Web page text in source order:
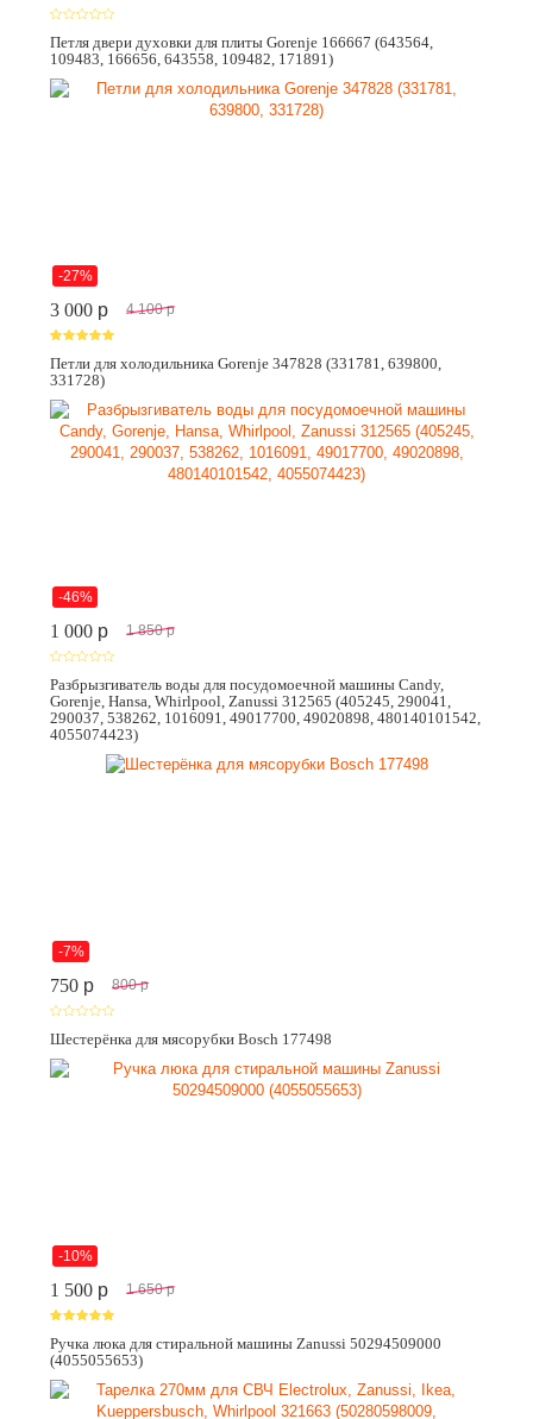
Петля двери духовки для плиты Gorenje 166667 (643564,
109483, 166656, 643558, 109482, 171891)
-27%
3 000 p 4 100 p
Петли для холодильника Gorenje 347828 (331781, 639800,
331728)
-46%
1 000 p 1 850 p
Разбрызгиватель воды для посудомоечной машины Candy,
Gorenje, Hansa, Whirlpool, Zanussi 312565 (405245, 290041,
290037, 538262, 1016091, 49017700, 49020898, 480140101542,
4055074423)
-7%
750 p 800 p
Шестерёнка для мясорубки Bosch 177498
-10%
1 500 p 1 650 p
Ручка люка для стиральной машины Zanussi 50294509000
(4055055653)